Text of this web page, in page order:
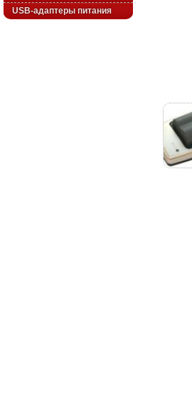
USB-адаптеры питания